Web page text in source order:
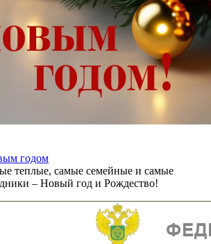
годом
теплые, самые семейные и самые
– Новый год и Рождество!